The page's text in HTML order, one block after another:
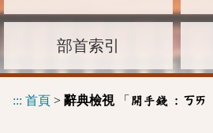
部首索引
::: 首頁 > 辭典檢視「 開手錢 : ㄎㄞ